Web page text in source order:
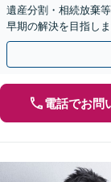
遺産分割・相続放棄
早期の解決を目指しま
電話でお問